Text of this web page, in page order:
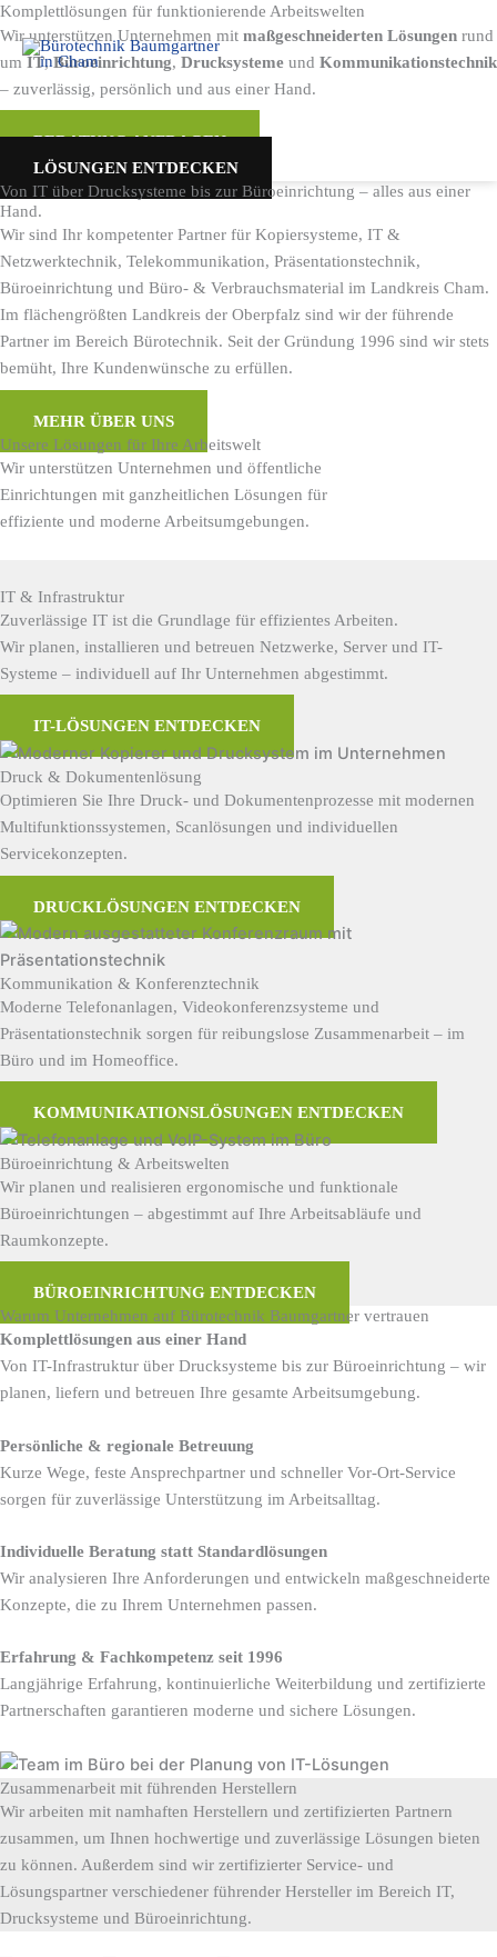
Zum
Inhalt
springen
Komplettlösungen für funktionierende Arbeitswelten
Wir unterstützen Unternehmen mit maßgeschneiderten Lösungen rund
um IT,Büroeinrichtung, Drucksysteme und Kommunikationstechnik
– zuverlässig, persönlich und aus einer Hand.
BERATUNG ANFRAGEN
LÖSUNGEN ENTDECKEN
Von IT über Drucksysteme bis zur Büroeinrichtung – alles aus einer
Hand.
Wir sind Ihr kompetenter Partner für Kopiersysteme, IT &
Netzwerktechnik, Telekommunikation, Präsentationstechnik,
Büroeinrichtung und Büro- & Verbrauchsmaterial im Landkreis Cham.
Im flächengrößten Landkreis der Oberpfalz sind wir der führende
Partner im Bereich Bürotechnik. Seit der Gründung 1996 sind wir stets
bemüht, Ihre Kundenwünsche zu erfüllen.
MEHR ÜBER UNS
Unsere Lösungen für Ihre Arbeitswelt
Wir unterstützen Unternehmen und öffentliche
Einrichtungen mit ganzheitlichen Lösungen für
effiziente und moderne Arbeitsumgebungen.
IT & Infrastruktur
Zuverlässige IT ist die Grundlage für effizientes Arbeiten.
Wir planen, installieren und betreuen Netzwerke, Server und IT-
Systeme – individuell auf Ihr Unternehmen abgestimmt.
IT-LÖSUNGEN ENTDECKEN
Druck & Dokumentenlösung
Optimieren Sie Ihre Druck- und Dokumentenprozesse mit modernen
Multifunktionssystemen, Scanlösungen und individuellen
Servicekonzepten.
DRUCKLÖSUNGEN ENTDECKEN
Kommunikation & Konferenztechnik
Moderne Telefonanlagen, Videokonferenzsysteme und
Präsentationstechnik sorgen für reibungslose Zusammenarbeit – im
Büro und im Homeoffice.
KOMMUNIKATIONSLÖSUNGEN ENTDECKEN
Büroeinrichtung & Arbeitswelten
Wir planen und realisieren ergonomische und funktionale
Büroeinrichtungen – abgestimmt auf Ihre Arbeitsabläufe und
Raumkonzepte.
BÜROEINRICHTUNG ENTDECKEN
Warum Unternehmen auf Bürotechnik Baumgartner vertrauen
Komplettlösungen aus einer Hand
Von IT-Infrastruktur über Drucksysteme bis zur Büroeinrichtung – wir
planen, liefern und betreuen Ihre gesamte Arbeitsumgebung.
Persönliche & regionale Betreuung
Kurze Wege, feste Ansprechpartner und schneller Vor-Ort-Service
sorgen für zuverlässige Unterstützung im Arbeitsalltag.
Individuelle Beratung statt Standardlösungen
Wir analysieren Ihre Anforderungen und entwickeln maßgeschneiderte
Konzepte, die zu Ihrem Unternehmen passen.
Erfahrung & Fachkompetenz seit 1996
Langjährige Erfahrung, kontinuierliche Weiterbildung und zertifizierte
Partnerschaften garantieren moderne und sichere Lösungen.
Zusammenarbeit mit führenden Herstellern
Wir arbeiten mit namhaften Herstellern und zertifizierten Partnern
zusammen, um Ihnen hochwertige und zuverlässige Lösungen bieten
zu können. Außerdem sind wir zertifizierter Service- und
Lösungspartner verschiedener führender Hersteller im Bereich IT,
Drucksysteme und Büroeinrichtung.